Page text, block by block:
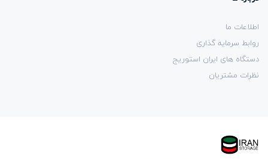
اطلاعات ما
روابط سرمایه گذاری
دستگاه های ایران استوریج
نظرات مشتریان